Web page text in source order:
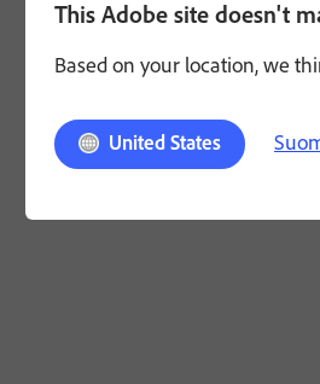
This Adobe site doesn't
Based on your location, we
United States